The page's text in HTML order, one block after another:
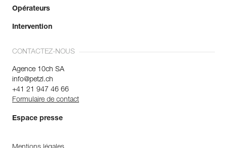
Opérateurs
Intervention
CONTACTEZ-NOUS
Agence 10ch SA
info@petzl.ch
+41 21 947 46 66
Formulaire de contact
Espace presse